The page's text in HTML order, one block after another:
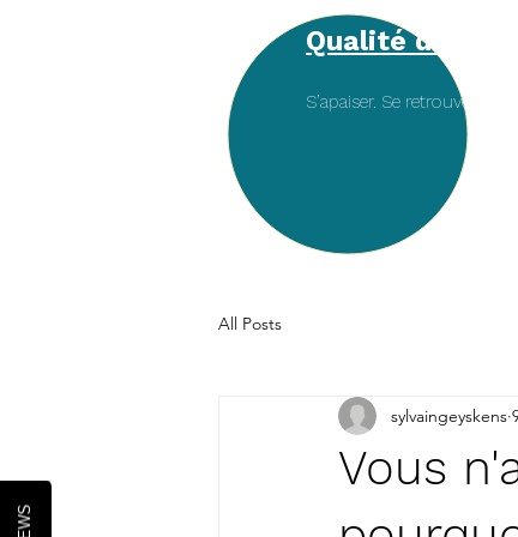
Qualité d'être
S’apaiser. Se retrouver. Se
All Posts
Vous
sylvaingeyskens